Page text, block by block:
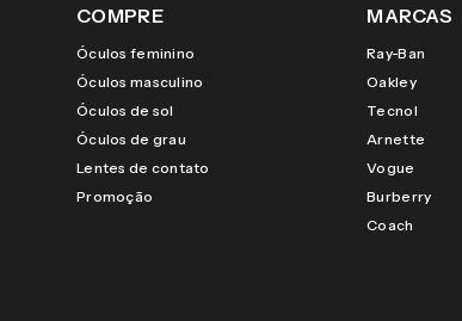
COMPRE
Óculos feminino
Óculos masculino
Óculos de sol
Óculos de grau
Lentes de contato
Promoção
MARCAS
Ray-Ban
Oakley
Tecnol
Arnette
Vogue
Burberry
Coach